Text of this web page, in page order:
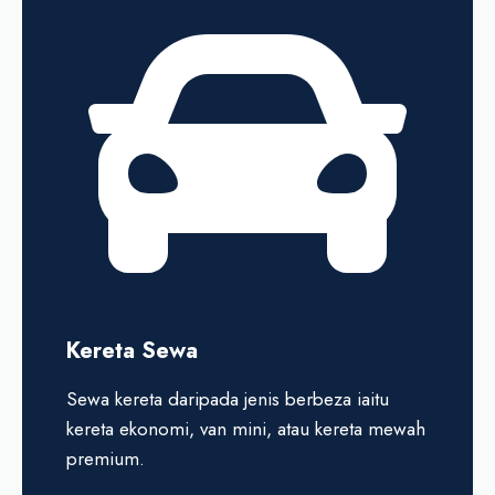
Kereta Sewa
Sewa kereta daripada jenis berbeza iaitu
kereta ekonomi, van mini, atau kereta mewah
premium.